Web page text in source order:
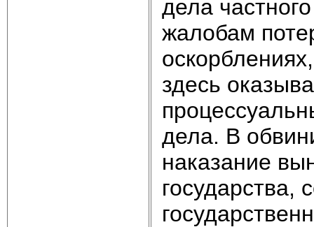
дела
жалобам
здесь
дела. В
наказание
государства,